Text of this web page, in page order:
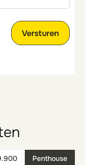
Penthouse